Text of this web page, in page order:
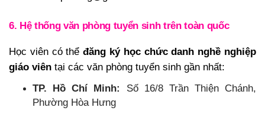
6. Hệ thống văn phòng tuyển sinh trên toàn quốc
Học viên có thểđăng ký học chức danh nghề nghiệp
giáo viên tại các văn phòng tuyển sinh gần nhất:
TP. Hồ Chí Minh:
Số 16/8 Trần Thiện Chánh,
Phường Hòa Hưng